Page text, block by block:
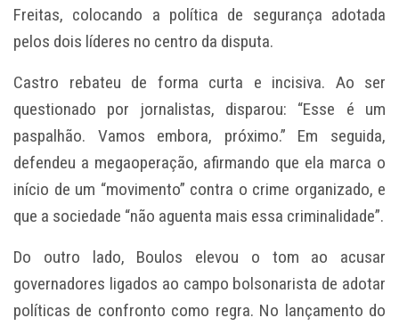
Freitas, colocando a política de segurança adotada
pelos dois líderes no centro da disputa.
Castro rebateu de forma curta e incisiva. Ao ser
questionado por jornalistas, disparou: “Esse é um
paspalhão. Vamos embora, próximo.” Em seguida,
defendeu a megaoperação, afirmando que ela marca o
início de um “movimento” contra o crime organizado, e
que a sociedade “não aguenta mais essa criminalidade”.
Do outro lado, Boulos elevou o tom ao acusar
governadores ligados ao campo bolsonarista de adotar
políticas de confronto como regra. No lançamento do